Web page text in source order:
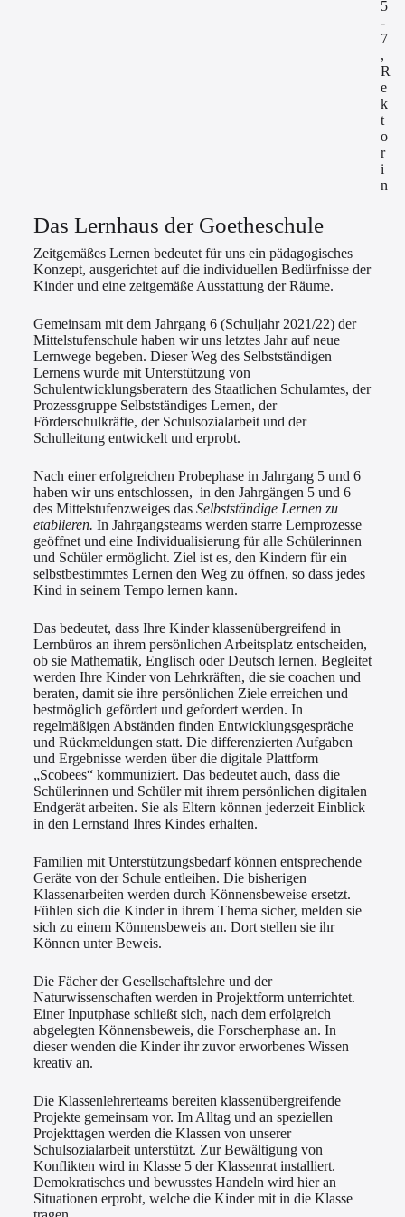
5
-
7
,
R
e
k
t
o
r
i
n
Das Lernhaus der Goetheschule
Zeitgemäßes Lernen bedeutet für uns ein pädagogisches
Konzept, ausgerichtet auf die individuellen Bedürfnisse der
Kinder und eine zeitgemäße Ausstattung der Räume.
Gemeinsam mit dem Jahrgang 6 (Schuljahr 2021/22) der
Mittelstufenschule haben wir uns letztes Jahr auf neue
Lernwege begeben. Dieser Weg des Selbstständigen
Lernens wurde mit Unterstützung von
Schulentwicklungsberatern des Staatlichen Schulamtes, der
Prozessgruppe Selbstständiges Lernen, der
Förderschulkräfte, der Schulsozialarbeit und der
Schulleitung entwickelt und erprobt.
Nach einer erfolgreichen Probephase in Jahrgang 5 und 6
haben wir uns entschlossen, in den Jahrgängen 5 und 6
des Mittelstufenzweiges dasSelbstständige Lernen zu
etablieren. In Jahrgangsteams werden starre Lernprozesse
geöffnet und eine Individualisierung für alle Schülerinnen
und Schüler ermöglicht. Ziel ist es, den Kindern für ein
selbstbestimmtes Lernen den Weg zu öffnen, so dass jedes
Kind in seinem Tempo lernen kann.
Das bedeutet, dass Ihre Kinder klassenübergreifend in
Lernbüros an ihrem persönlichen Arbeitsplatz entscheiden,
ob sie Mathematik, Englisch oder Deutsch lernen. Begleitet
werden Ihre Kinder von Lehrkräften, die sie coachen und
beraten, damit sie ihre persönlichen Ziele erreichen und
bestmöglich gefördert und gefordert werden. In
regelmäßigen Abständen finden Entwicklungsgespräche
und Rückmeldungen statt. Die differenzierten Aufgaben
und Ergebnisse werden über die digitale Plattform
„Scobees“ kommuniziert. Das bedeutet auch, dass die
Schülerinnen und Schüler mit ihrem persönlichen digitalen
Endgerät arbeiten. Sie als Eltern können jederzeit Einblick
in den Lernstand Ihres Kindes erhalten.
Familien mit Unterstützungsbedarf können entsprechende
Geräte von der Schule entleihen. Die bisherigen
Klassenarbeiten werden durch Könnensbeweise ersetzt.
Fühlen sich die Kinder in ihrem Thema sicher, melden sie
sich zu einem Könnensbeweis an. Dort stellen sie ihr
Können unter Beweis.
Die Fächer der Gesellschaftslehre und der
Naturwissenschaften werden in Projektform unterrichtet.
Einer Inputphase schließt sich, nach dem erfolgreich
abgelegten Könnensbeweis, die Forscherphase an. In
dieser wenden die Kinder ihr zuvor erworbenes Wissen
kreativ an.
Die Klassenlehrerteams bereiten klassenübergreifende
Projekte gemeinsam vor. Im Alltag und an speziellen
Projekttagen werden die Klassen von unserer
Schulsozialarbeit unterstützt. Zur Bewältigung von
Konflikten wird in Klasse 5 der Klassenrat installiert.
Demokratisches und bewusstes Handeln wird hier an
Situationen erprobt, welche die Kinder mit in die Klasse